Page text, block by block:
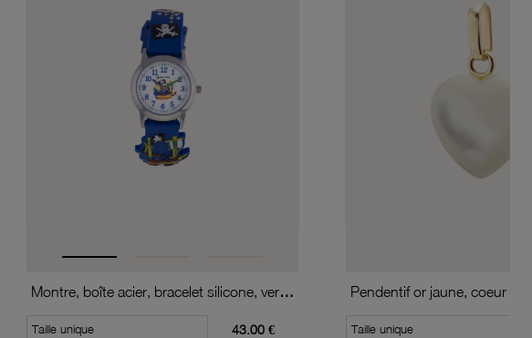
Montre, boîte acier, bracelet silicone, verre minéral, kids
Taille unique 43.00 €
Pendentif or jaune, coeur en
Taille unique